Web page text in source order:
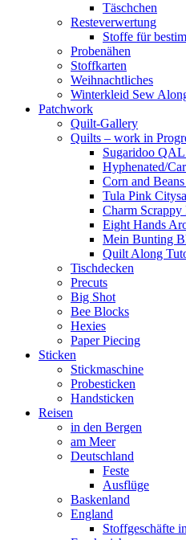
Täschchen
Resteverwertung
Stoffe für
Probenähen
Stoffkarten
Weihnachtliches
Winterkleid Sew
Patchwork
Quilt-Gallery
Quilts – work in
Sugaridoo
Hyphenated/
Corn and
Tula Pink
Charm
Eight Hands
Mein Bunting
Quilt Along
Tischdecken
Precuts
Big Shot
Bee Blocks
Hexies
Paper Piecing
Sticken
Stickmaschine
Probesticken
Handsticken
Reisen
in den Bergen
am Meer
Deutschland
Feste
Ausflüge
Baskenland
England
Stoffgeschäfte